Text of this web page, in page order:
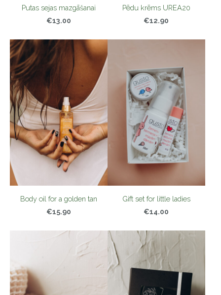
Putas sejas mazgāšanai
€13.00
Pēdu krēms UREA20
€12.90
Body oil for a golden tan
€15.90
Gift set for little ladies
€14.00